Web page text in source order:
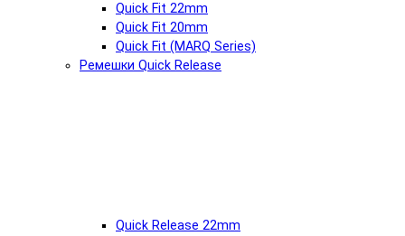
Quick Fit 22mm
Quick Fit 20mm
Quick Fit (MARQ Series)
Ремешки Quick Release
Quick Release 22mm